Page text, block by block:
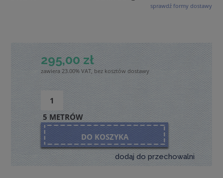
Cena nie zawiera ewentualnych kosztów płatności
sprawdź formy dostawy
295,00 zł
zawiera 23.00% VAT, bez kosztów dostawy
5 METRÓW
DO KOSZYKA
dodaj do przechowalni